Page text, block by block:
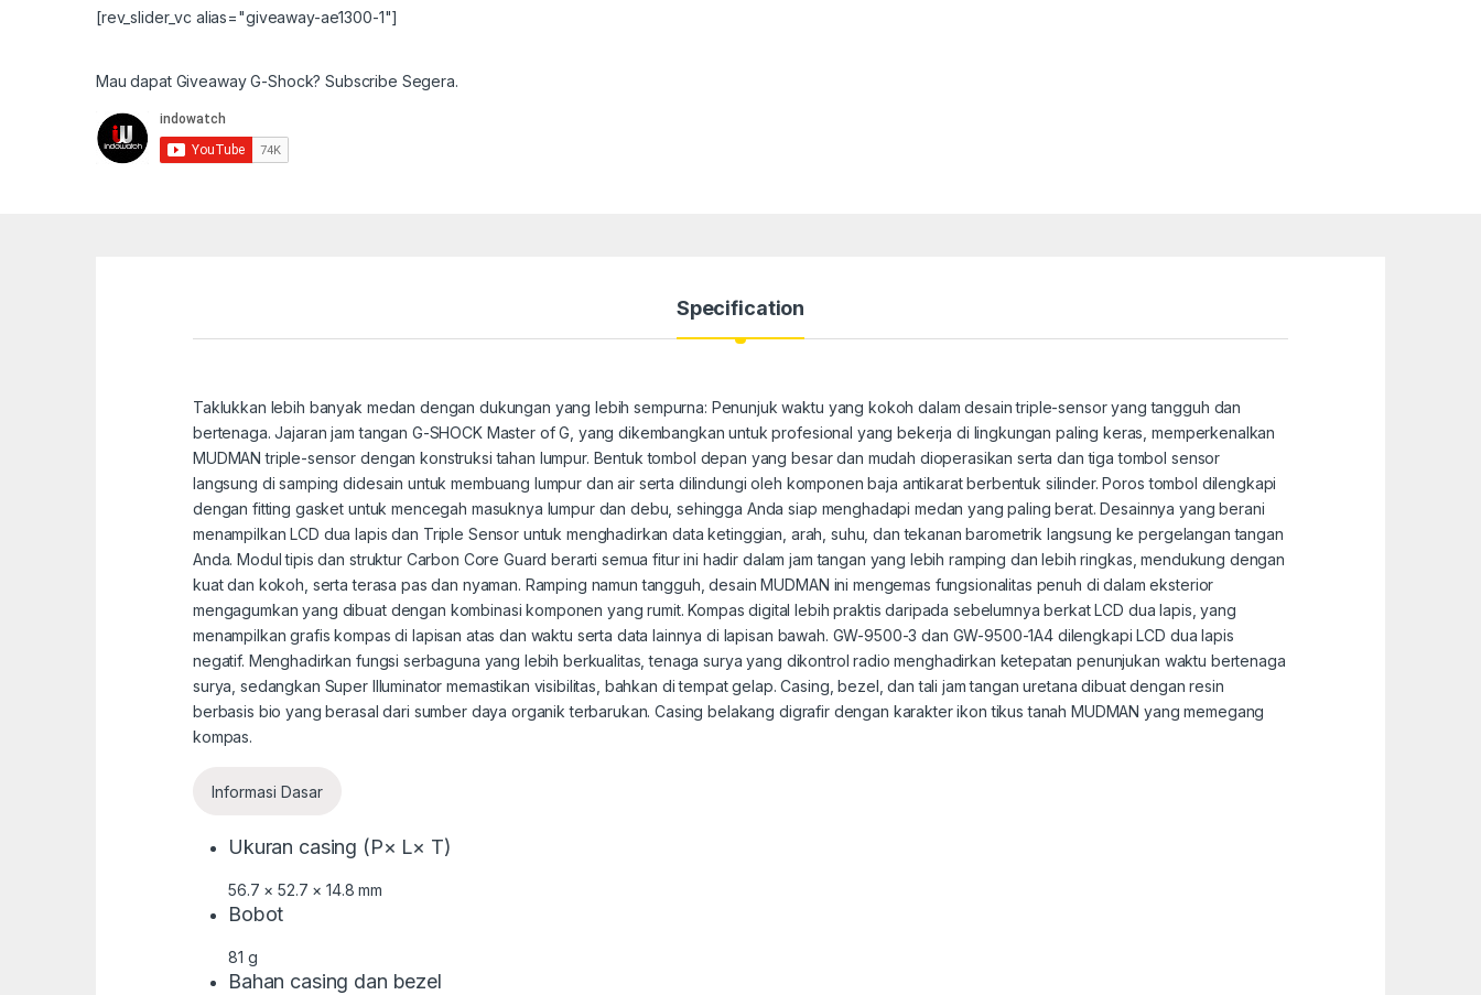
[rev_slider_vc alias="giveaway-ae1300-1"]
Mau dapat Giveaway G-Shock? Subscribe Segera.
Specification
Taklukkan lebih banyak medan dengan dukungan yang lebih sempurna: Penunjuk waktu yang kokoh dalam desain triple-sensor yang tangguh dan
bertenaga. Jajaran jam tangan G-SHOCK Master of G, yang dikembangkan untuk profesional yang bekerja di lingkungan paling keras, memperkenalkan
MUDMAN triple-sensor dengan konstruksi tahan lumpur. Bentuk tombol depan yang besar dan mudah dioperasikan serta dan tiga tombol sensor
langsung di samping didesain untuk membuang lumpur dan air serta dilindungi oleh komponen baja antikarat berbentuk silinder. Poros tombol dilengkapi
dengan fitting gasket untuk mencegah masuknya lumpur dan debu, sehingga Anda siap menghadapi medan yang paling berat. Desainnya yang berani
menampilkan LCD dua lapis dan Triple Sensor untuk menghadirkan data ketinggian, arah, suhu, dan tekanan barometrik langsung ke pergelangan tangan
Anda. Modul tipis dan struktur Carbon Core Guard berarti semua fitur ini hadir dalam jam tangan yang lebih ramping dan lebih ringkas, mendukung dengan
kuat dan kokoh, serta terasa pas dan nyaman. Ramping namun tangguh, desain MUDMAN ini mengemas fungsionalitas penuh di dalam eksterior
mengagumkan yang dibuat dengan kombinasi komponen yang rumit. Kompas digital lebih praktis daripada sebelumnya berkat LCD dua lapis, yang
menampilkan grafis kompas di lapisan atas dan waktu serta data lainnya di lapisan bawah. GW-9500-3 dan GW-9500-1A4 dilengkapi LCD dua lapis
negatif. Menghadirkan fungsi serbaguna yang lebih berkualitas, tenaga surya yang dikontrol radio menghadirkan ketepatan penunjukan waktu bertenaga
surya, sedangkan Super Illuminator memastikan visibilitas, bahkan di tempat gelap. Casing, bezel, dan tali jam tangan uretana dibuat dengan resin
berbasis bio yang berasal dari sumber daya organik terbarukan. Casing belakang digrafir dengan karakter ikon tikus tanah MUDMAN yang memegang
kompas.
Informasi Dasar
Ukuran casing (P× L× T)
56.7 × 52.7 × 14.8 mm
Bobot
81 g
Bahan casing dan bezel